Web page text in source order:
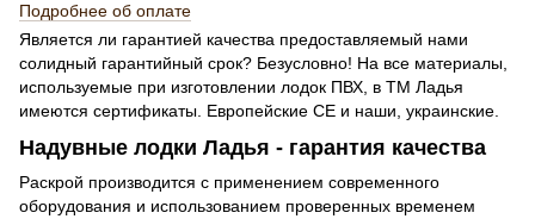
Подробнее об оплате
Является ли гарантией качества предоставляемый нами
солидный гарантийный срок? Безусловно! На все материалы,
используемые при изготовлении лодок ПВХ, в ТМ Ладья
имеются сертификаты. Европейские СЕ и наши, украинские.
Надувные лодки Ладья - гарантия качества
Раскрой производится с применением современного
оборудования и использованием проверенных временем